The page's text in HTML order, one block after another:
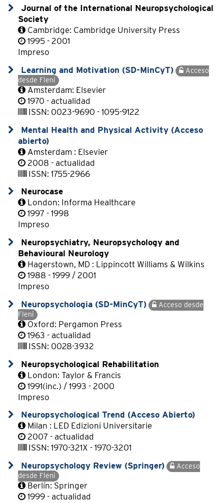
Journal of the International Neuropsychological
Society
Cambridge: Cambridge University Press
1995 - 2001
Impreso
Learning and Motivation (SD-MinCyT)
Acceso
desde Fleni
Amsterdam: Elsevier
1970 - actualidad
ISSN: 0023-9690 - 1095-9122
Mental Health and Physical Activity (Acceso
abierto)
Amsterdam : Elsevier
2008 - actualidad
ISSN: 1755-2966
Neurocase
London: Informa Healthcare
1997 - 1998
Impreso
Neuropsychiatry, Neuropsychology and
Behavioural Neurology
Hagerstown, MD : Lippincott Williams & Wilkins
1988 - 1999 / 2001
Impreso
Neuropsychologia (SD-MinCyT)
Acceso desde
Fleni
Oxford: Pergamon Press
1963 - actualidad
ISSN: 0028-3932
Neuropsychological Rehabilitation
London: Taylor & Francis
1991(inc.) / 1993 - 2000
Impreso
Neuropsychological Trend (Acceso Abierto)
Milan : LED Edizioni Universitarie
2007 - actualidad
ISSN: 1970-321X - 1970-3201
Neuropsychology Review (Springer)
Acceso
desde Fleni
Berlín: Springer
1999 - actualidad